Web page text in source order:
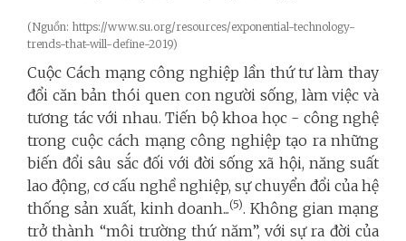
(Nguồn: https://www.su.org/resources/exponential-technology-
trends-that-will-define-2019)
Cuộc Cách mạng công nghiệp lần thứ tư làm thay
đổi căn bản thói quen con người sống, làm việc và
tương tác với nhau. Tiến bộ khoa học - công nghệ
trong cuộc cách mạng công nghiệp tạo ra những
biến đổi sâu sắc đối với đời sống xã hội, năng suất
lao động, cơ cấu nghề nghiệp, sự chuyển đổi của hệ
thống sản xuất, kinh doanh...(5). Không gian mạng
trở thành “môi trường thứ năm”, với sự ra đời của